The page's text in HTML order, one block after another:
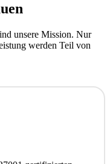
unsere Mission. Nur
werden Teil von